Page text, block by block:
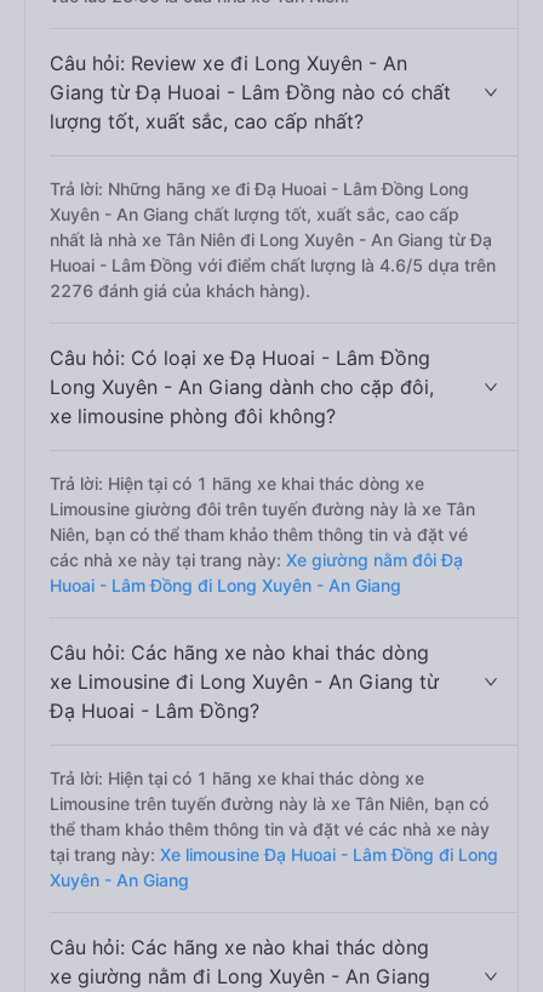
Câu hỏi: Review xe đi Long Xuyên - An
Giang từ Đạ Huoai - Lâm Đồng nào có chất
lượng tốt, xuất sắc, cao cấp nhất?
Trả lời: Những hãng xe đi Đạ Huoai - Lâm Đồng Long
Xuyên - An Giang chất lượng tốt, xuất sắc, cao cấp
nhất là nhà xe Tân Niên đi Long Xuyên - An Giang từ Đạ
Huoai - Lâm Đồng với điểm chất lượng là 4.6/5 dựa trên
2276 đánh giá của khách hàng).
Câu hỏi: Có loại xe Đạ Huoai - Lâm Đồng
Long Xuyên - An Giang dành cho cặp đôi,
xe limousine phòng đôi không?
Trả lời: Hiện tại có 1 hãng xe khai thác dòng xe
Limousine giường đôi trên tuyến đường này là xe Tân
Niên, bạn có thể tham khảo thêm thông tin và đặt vé
các nhà xe này tại trang này: Xe giường nằm đôi Đạ
Huoai - Lâm Đồng đi Long Xuyên - An Giang
Câu hỏi: Các hãng xe nào khai thác dòng
xe Limousine đi Long Xuyên - An Giang từ
Đạ Huoai - Lâm Đồng?
Trả lời: Hiện tại có 1 hãng xe khai thác dòng xe
Limousine trên tuyến đường này là xe Tân Niên, bạn có
thể tham khảo thêm thông tin và đặt vé các nhà xe này
tại trang này: Xe limousine Đạ Huoai - Lâm Đồng đi Long
Xuyên - An Giang
Câu hỏi: Các hãng xe nào khai thác dòng
xe giường nằm đi Long Xuyên - An Giang